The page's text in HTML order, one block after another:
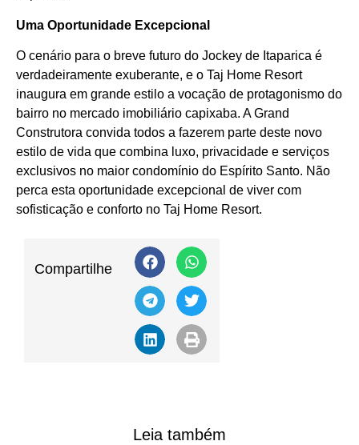
Uma Oportunidade Excepcional
O cenário para o breve futuro do Jockey de Itaparica é
verdadeiramente exuberante, e o Taj Home Resort
inaugura em grande estilo a vocação de protagonismo do
bairro no mercado imobiliário capixaba. A Grand
Construtora convida todos a fazerem parte deste novo
estilo de vida que combina luxo, privacidade e serviços
exclusivos no maior condomínio do Espírito Santo. Não
perca esta oportunidade excepcional de viver com
sofisticação e conforto no Taj Home Resort.
Compartilhe
Leia também